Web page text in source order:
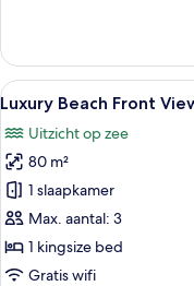
View
Suites
Alle
foto's
voor
Luxury
Beach
Front
View
Suite
5
Luxury Beach Front
Uitzicht op zee
80 m²
1 slaapkamer
Max. aantal: 3
1 kingsize bed
Gratis wifi